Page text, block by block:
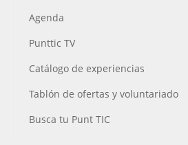
Agenda
Punttic TV
Catálogo de experiencias
Tablón de ofertas y voluntariado
Busca tu Punt TIC